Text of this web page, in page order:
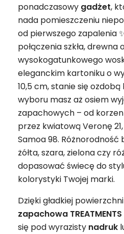
ponadczasowy gadżet,
nada pomieszczeniu
od pierwszego zapalenia
połączenia szkła, drewna
wysokogatunkowego
eleganckim kartoniku o
10,5 cm, stanie się
wyboru masz aż osiem
zapachowych – od
przez kwiatową Veronę
Samoa 98. Różnorodność
żółta, szara, zielona czy
dopasować świecę do
kolorystyki Twojej marki.
Dzięki gładkiej powierzchni
zapachowa TREATMENTS
się pod wyrazisty nadruk